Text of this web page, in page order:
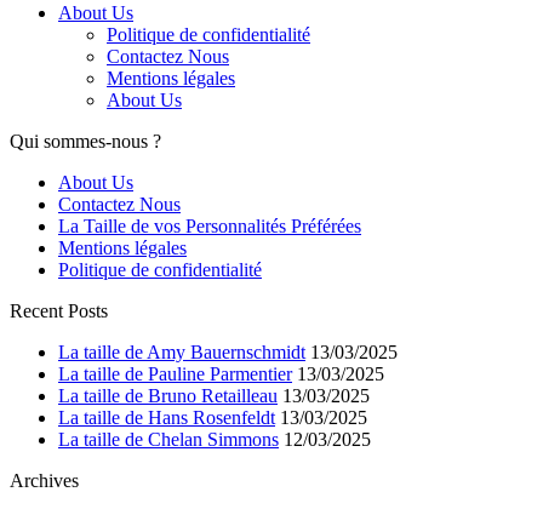
About Us
Politique de confidentialité
Contactez Nous
Mentions légales
About Us
Qui sommes-nous ?
About Us
Contactez Nous
La Taille de vos Personnalités Préférées
Mentions légales
Politique de confidentialité
Recent Posts
La taille de Amy Bauernschmidt 13/03/2025
La taille de Pauline Parmentier 13/03/2025
La taille de Bruno Retailleau 13/03/2025
La taille de Hans Rosenfeldt 13/03/2025
La taille de Chelan Simmons 12/03/2025
Archives